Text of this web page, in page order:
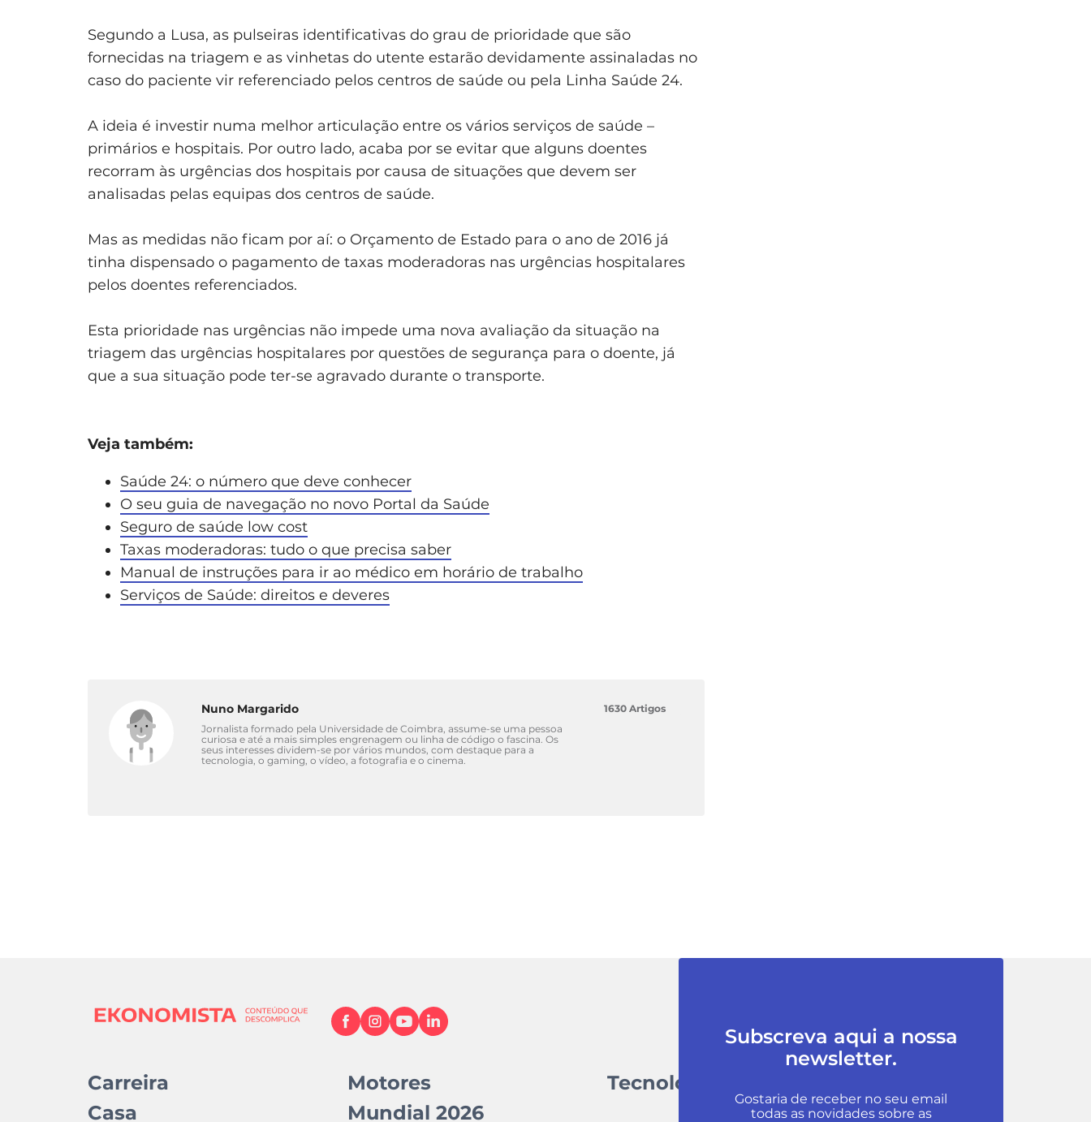
Segundo a Lusa, as pulseiras identificativas do grau de prioridade que são
fornecidas na triagem e as vinhetas do utente estarão devidamente assinaladas no
caso do paciente vir referenciado pelos centros de saúde ou pela Linha Saúde 24.
A ideia é investir numa melhor articulação entre os vários serviços de saúde –
primários e hospitais. Por outro lado, acaba por se evitar que alguns doentes
recorram às urgências dos hospitais por causa de situações que devem ser
analisadas pelas equipas dos centros de saúde.
Mas as medidas não ficam por aí: o Orçamento de Estado para o ano de 2016 já
tinha dispensado o pagamento de taxas moderadoras nas urgências hospitalares
pelos doentes referenciados.
Esta prioridade nas urgências não impede uma nova avaliação da situação na
triagem das urgências hospitalares por questões de segurança para o doente, já
que a sua situação pode ter-se agravado durante o transporte.
Veja também:
Saúde 24: o número que deve conhecer
O seu guia de navegação no novo Portal da Saúde
Seguro de saúde low cost
Taxas moderadoras: tudo o que precisa saber
Manual de instruções para ir ao médico em horário de trabalho
Serviços de Saúde: direitos e deveres
Nuno Margarido
Jornalista formado pela Universidade de Coimbra, assume-se uma pessoa
curiosa e até a mais simples engrenagem ou linha de código o fascina. Os
seus interesses dividem-se por vários mundos, com destaque para a
tecnologia, o gaming, o vídeo, a fotografia e o cinema.
1630 Artigos
Carreira
Casa
Motores
Mundial 2026
Tecnologia
Subscreva aqui a nossa
newsletter.
Gostaria de receber no seu email
todas as novidades sobre as